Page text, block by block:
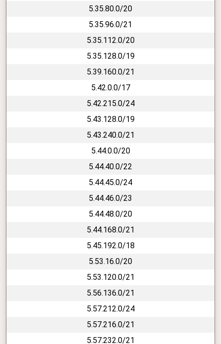
5.35.80.0/20
5.35.96.0/21
5.35.112.0/20
5.35.128.0/19
5.39.160.0/21
5.42.0.0/17
5.42.215.0/24
5.43.128.0/19
5.43.240.0/21
5.44.0.0/20
5.44.40.0/22
5.44.45.0/24
5.44.46.0/23
5.44.48.0/20
5.44.168.0/21
5.45.192.0/18
5.53.16.0/20
5.53.120.0/21
5.56.136.0/21
5.57.212.0/24
5.57.216.0/21
5.57.232.0/21